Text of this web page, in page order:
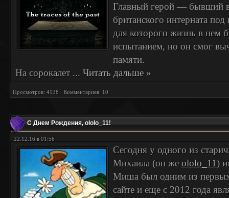
Главный герой — бывший
британского интерната
для которого жизнь в нем
испытанием, но он смог
памяти.
На сорокалет ... Читать дальше »
Просмотров: 4138 · Комментариев: 10
С Днем Рождения, ololo_11!
22.12.16 в 01:56
Сегодня у одного из
Михаила (он же ololo_11)
Миша был одним из первых
сайте и еще с 2012 года